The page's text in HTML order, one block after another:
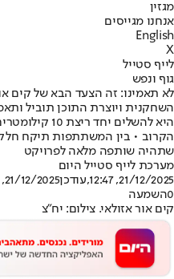
מגזין
אנחנו מגייסים
English
X
לייף סטייל
גוף ונפש
לא תאמינו: זה הצעד הבא של קים
השחקנית ויוצרת התוכן תוביל
היא להשלים
הקרוב • בין המשתתפות תיקח חלק
שתהיה שותפה מלאה לפרויקט
מערכת לייף סטייל היום
21/12/2025, 12:47
,עודכן21/12/2025, 12:47
0השמעה
קים אור אזולאי. צילום: יח"צ